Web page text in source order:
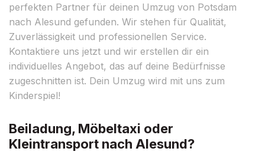
perfekten Partner für deinen Umzug von Potsdam
nach Alesund gefunden. Wir stehen für Qualität,
Zuverlässigkeit und professionellen Service.
Kontaktiere uns jetzt und wir erstellen dir ein
individuelles Angebot, das auf deine Bedürfnisse
zugeschnitten ist. Dein Umzug wird mit uns zum
Kinderspiel!
Beiladung, Möbeltaxi oder
Kleintransport nach Alesund?